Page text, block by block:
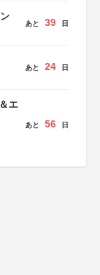
あと 39 日
あと 24 日
エ
あと 56 日